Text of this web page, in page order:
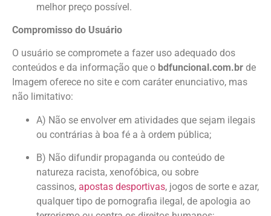
melhor preço possível.
Compromisso do Usuário
O usuário se compromete a fazer uso adequado dos
conteúdos e da informação que o bdfuncional.com.br de
Imagem oferece no site e com caráter enunciativo, mas
não limitativo:
A) Não se envolver em atividades que sejam ilegais
ou contrárias à boa fé a à ordem pública;
B) Não difundir propaganda ou conteúdo de
natureza racista, xenofóbica, ou sobre
cassinos, apostas desportivas, jogos de sorte e azar,
qualquer tipo de pornografia ilegal, de apologia ao